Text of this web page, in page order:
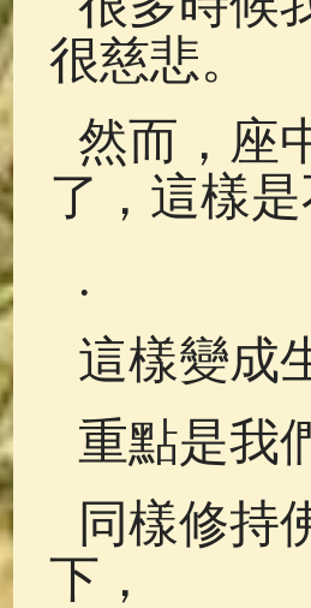
很慈悲。
然而，座
了，這樣是
.
這樣變成
重點是我
同樣修持
下，